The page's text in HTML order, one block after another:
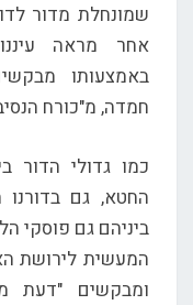
שמונחלת מדור
אחר מראה
באמצעותו
חמדה, מ"כורח
כמו גדולי הדור
החטא, גם בדורנו
ביניהם גם פוסקי
המעשית לירושת
ומבקשים "דעת